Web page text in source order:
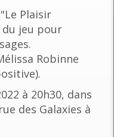
Plaisir
jeu pour
Robinne
à 20h30, dans
des Galaxies à